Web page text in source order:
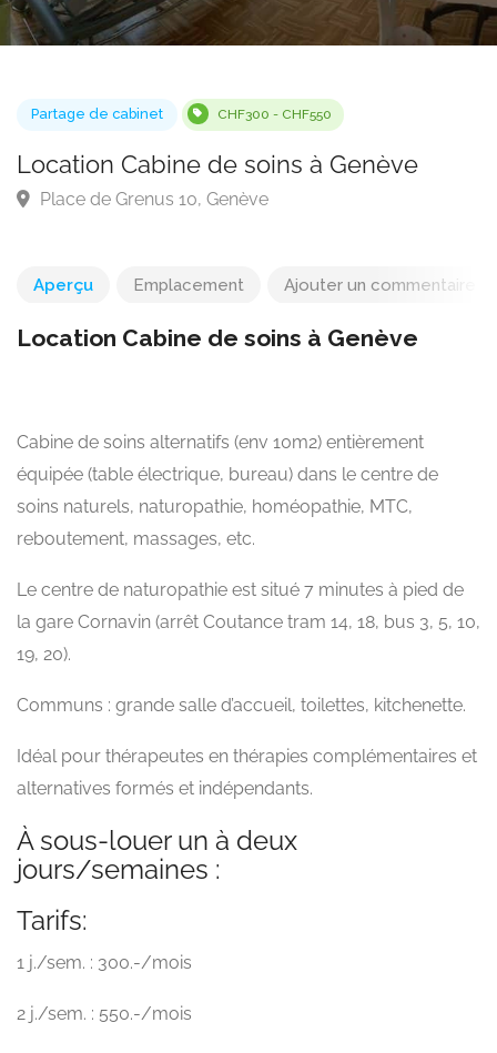
Partage de cabinet CHF300 - CHF550
Aperçu Emplacement Ajouter un commentaire
Location Cabine de soins à Genève
Cabine de soins alternatifs (env 10m2) entièrement
équipée (table électrique, bureau) dans le centre de
soins naturels, naturopathie, homéopathie, MTC,
reboutement, massages, etc.
Le centre de naturopathie est situé 7 minutes à pied de
la gare Cornavin (arrêt Coutance tram 14, 18, bus 3, 5, 10,
19, 20).
Communs : grande salle d’accueil, toilettes, kitchenette.
Idéal pour thérapeutes en thérapies complémentaires et
alternatives formés et indépendants.
À sous-louer un à deux
jours/semaines :
Tarifs:
1 j./sem. : 300.-/mois
2 j./sem. : 550.-/mois